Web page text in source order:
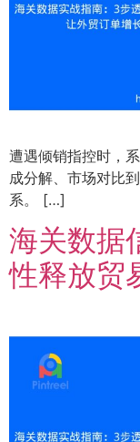
遭遇倾销指控时，
成分解、市场对比
系。 […]
海关数据
性释放贸